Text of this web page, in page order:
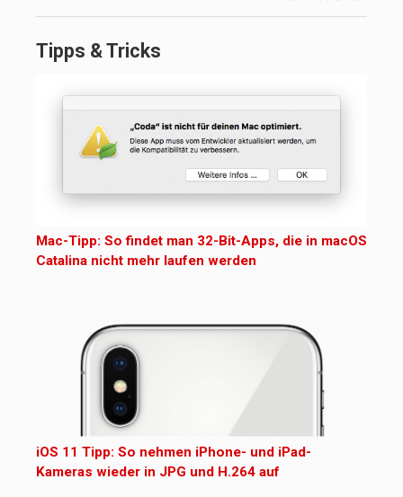
Tipps & Tricks
Mac-Tipp: So findet man 32-Bit-Apps, die in macOS
Catalina nicht mehr laufen werden
iOS 11 Tipp: So nehmen iPhone- und iPad-
Kameras wieder in JPG und H.264 auf